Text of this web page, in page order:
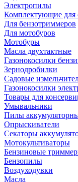
Электропилы
Комплектующие для
Для бензотриммеров
Для мотобуров
Мотобуры
Масла двухтактные
Газонокосилки
Зернодробилки
Садовые
Газонокосилки
Товары для
Умывальники
Пилы
Опрыскиватели
Секаторы
Мотокультиваторы
Бензиновые
Бензопилы
Воздуходувки
Масла